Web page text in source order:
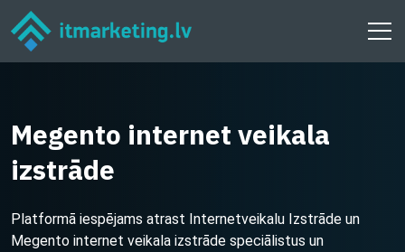
Megento internet veikala
izstrāde
Platformā iespējams atrast Internetveikalu Izstrāde un
Megento internet veikala izstrāde speciālistus un